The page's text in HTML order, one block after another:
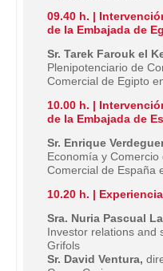
09.40 h. |
de la Embajada de
Sr. Tarek Farouk el
Plenipotenciario de
Comercial de Egipto
10.00 h. |
de la Embajada de
Sr. Enrique
Economía y
Comercial de España
10.20 h. |
Sra. Nuria Pascual
Investor relations and
Grifols
Sr. David Ventura,